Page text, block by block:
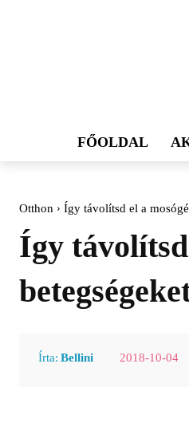
FŐOLDAL
Otthon Így távolítsd el a
Így
Írta: Bellini 2018-10-04